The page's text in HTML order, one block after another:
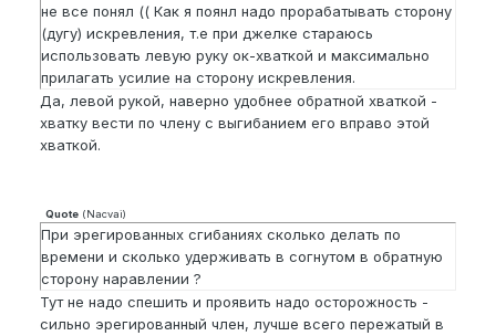
не все понял (( Как я поянл надо прорабатывать сторону
(дугу) искревления, т.е при джелке стараюсь
использовать левую руку ок-хваткой и максимально
прилагать усилие на сторону искревления.
Да, левой рукой, наверно удобнее обратной хваткой -
хватку вести по члену с выгибанием его вправо этой
хваткой.
Quote (Nacvai)
При эрегированных сгибаниях сколько делать по
времени и сколько удерживать в согнутом в обратную
сторону наравлении ?
Тут не надо спешить и проявить надо осторожность -
сильно эрегированный член, лучше всего пережатый в